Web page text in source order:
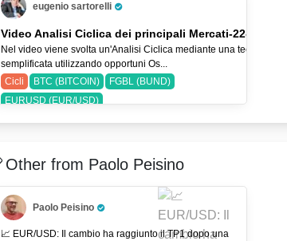
eugenio sartorelli
Pro Trader
Video Analisi Ciclica dei principali Mercati-22-lug-26
Nel video viene svolta un'Analisi Ciclica mediante una tecnica
semplificata utilizzando opportuni Os...
Cicli
BTC (BITCOIN)
FGBL (BUND)
EURUSD (EUR/USD)
Other from Paolo Peisino
Paolo Peisino
Pro Trader
📈 EUR/USD: Il cambio ha raggiunto il TP1 dopo una